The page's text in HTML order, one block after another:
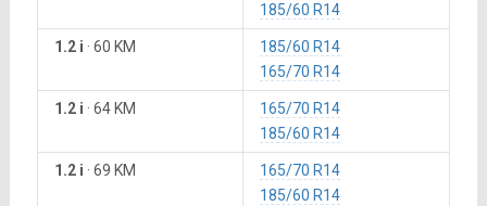
185/60 R14
1.2 i · 60 KM
185/60 R14
165/70 R14
1.2 i · 64 KM
165/70 R14
185/60 R14
1.2 i · 69 KM
165/70 R14
185/60 R14